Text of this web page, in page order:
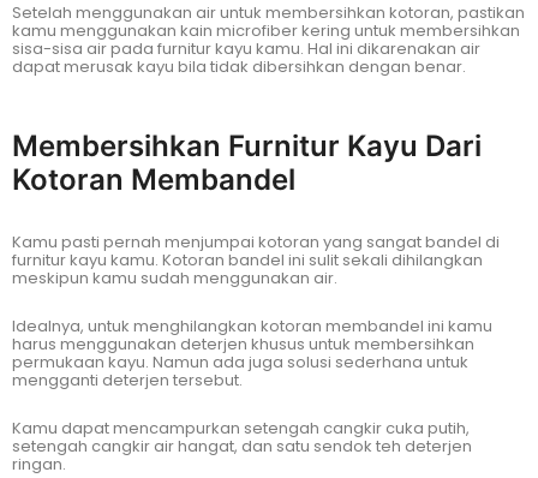
Setelah menggunakan air untuk membersihkan kotoran, pastikan
kamu menggunakan kain microfiber kering untuk membersihkan
sisa-sisa air pada furnitur kayu kamu. Hal ini dikarenakan air
dapat merusak kayu bila tidak dibersihkan dengan benar.
Membersihkan Furnitur Kayu Dari
Kotoran Membandel
Kamu pasti pernah menjumpai kotoran yang sangat bandel di
furnitur kayu kamu. Kotoran bandel ini sulit sekali dihilangkan
meskipun kamu sudah menggunakan air.
Idealnya, untuk menghilangkan kotoran membandel ini kamu
harus menggunakan deterjen khusus untuk membersihkan
permukaan kayu. Namun ada juga solusi sederhana untuk
mengganti deterjen tersebut.
Kamu dapat mencampurkan setengah cangkir cuka putih,
setengah cangkir air hangat, dan satu sendok teh deterjen
ringan.